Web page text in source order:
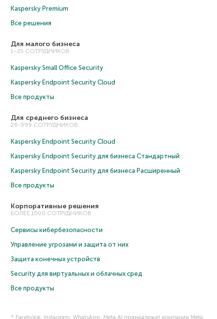
Kaspersky Premium
Все решения
Для малого бизнеса
1–25 СОТРУДНИКОВ
Kaspersky Small Office Security
Kaspersky Endpoint Security Cloud
Все продукты
Для среднего бизнеса
26-999 СОТРУДНИКОВ
Kaspersky Endpoint Security Cloud
Kaspersky Endpoint Security для бизнеса Cтандартный
Kaspersky Endpoint Security для бизнеса Расширенный
Все продукты
Корпоративные решения
БОЛЕЕ 1000 СОТРУДНИКОВ
Сервисы кибербезопасности
Управление угрозами и защита от них
Защита конечных устройств
Security для виртуальных и облачных сред
Все продукты
* Facebook, Instagram, WhatsApp, Meta AI принадлежат компании Meta,